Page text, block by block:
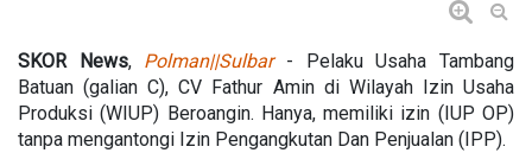
SKOR News, Polman||Sulbar- Pelaku Usaha Tambang
Batuan (galian C), CV Fathur Amin di Wilayah Izin Usaha
Produksi (WIUP) Beroangin. Hanya, memiliki izin (IUP OP)
tanpa mengantongi Izin Pengangkutan Dan Penjualan (IPP).